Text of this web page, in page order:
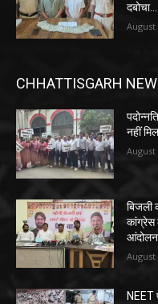
दबोचा…
August
CHHATTISGARH
नहीं
August
बिजली
कांग्रेस
आंदोलन
August
NEET